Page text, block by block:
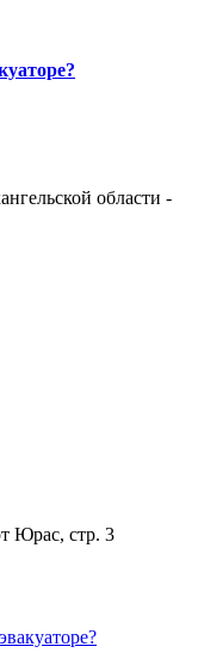
области -
Юрас, стр. 3